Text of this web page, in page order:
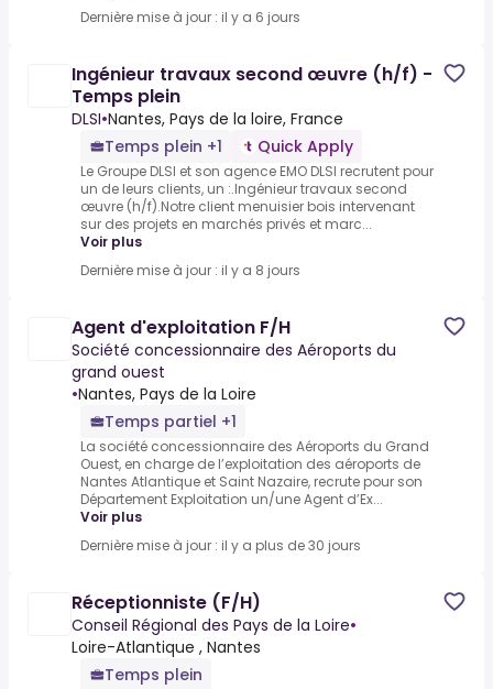
Dernière mise à jour : il y a 6 jours
Ingénieur travaux second œuvre (h/f) -
Temps plein
DLSI•Nantes, Pays de la loire, France
Temps plein +1
Quick Apply
Le Groupe DLSI et son agence EMO DLSI recrutent pour
un de leurs clients, un :.Ingénieur travaux second
œuvre (h/f).Notre client menuisier bois intervenant
sur des projets en marchés privés et marc...
Voir plus
Dernière mise à jour : il y a 8 jours
Agent d'exploitation F/H
Société concessionnaire des Aéroports du
grand ouest
•Nantes, Pays de la Loire
Temps partiel +1
La société concessionnaire des Aéroports du Grand
Ouest, en charge de l’exploitation des aéroports de
Nantes Atlantique et Saint Nazaire, recrute pour son
Département Exploitation un/une Agent d’Ex...
Voir plus
Dernière mise à jour : il y a plus de 30 jours
Réceptionniste (F/H)
Conseil Régional des Pays de la Loire•
Loire-Atlantique , Nantes
Temps plein